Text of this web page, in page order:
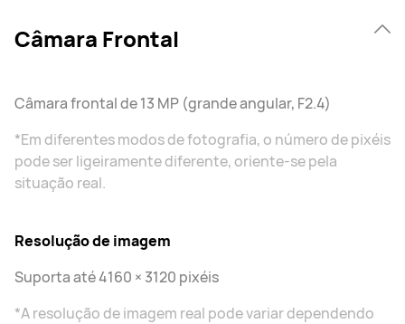
Câmara Frontal
Câmara frontal de 13 MP (grande angular, F2.4)
*Em diferentes modos de fotografia, o número de pixéis
pode ser ligeiramente diferente, oriente-se pela
situação real.
Resolução de imagem
Suporta até 4160 × 3120 pixéis
*A resolução de imagem real pode variar dependendo